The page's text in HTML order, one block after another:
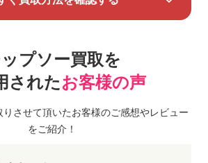
プソー買取を
されたお客様の声
させて頂いたお客様のご感想やレビュー
をご紹介！